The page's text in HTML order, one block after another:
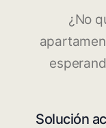
¿No
Solución